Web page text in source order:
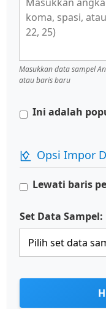
Masukkan data sampel
atau baris baru
Ini adalah
Opsi Impor
Lewati baris
Set Data Sampel: